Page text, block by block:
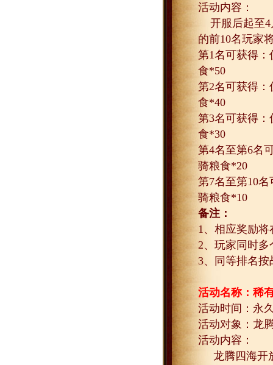
活动内容：
开服后起至4
的前10名玩家
第1名可获得：
食*50
第2名可获得：
食*40
第3名可获得：
食*30
第4名至第6名
骑粮食*20
第7名至第10名
骑粮食*10
备注：
1、相应奖励
2、玩家同时
3、同等排名
活动名称：稀
活动时间：永
活动对象：龙
活动内容：
龙腾四海开